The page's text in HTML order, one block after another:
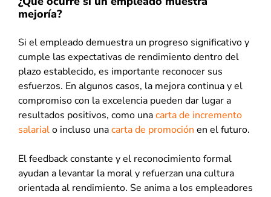
mejoría?
Si el empleado demuestra un progreso significativo y
cumple las expectativas de rendimiento dentro del
plazo establecido, es importante reconocer sus
esfuerzos. En algunos casos, la mejora continua y el
compromiso con la excelencia pueden dar lugar a
resultados positivos, como unacarta de incremento
salarialo incluso unacarta de promoción en el futuro.
El feedback constante y el reconocimiento formal
ayudan a levantar la moral y refuerzan una cultura
orientada al rendimiento. Se anima a los empleadores